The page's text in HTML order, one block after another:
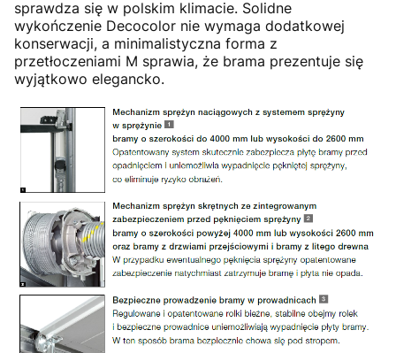
sprawdza się w polskim klimacie. Solidne
wykończenie Decocolor nie wymaga dodatkowej
konserwacji, a minimalistyczna forma z
przetłoczeniami M sprawia, że brama prezentuje się
wyjątkowo elegancko.